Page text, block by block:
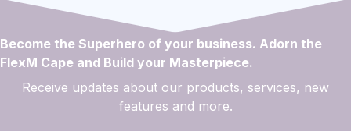
Become the Superhero of your business. Adorn the
FlexM Cape and Build your Masterpiece.
Receive updates about our products, services, new
features and more.